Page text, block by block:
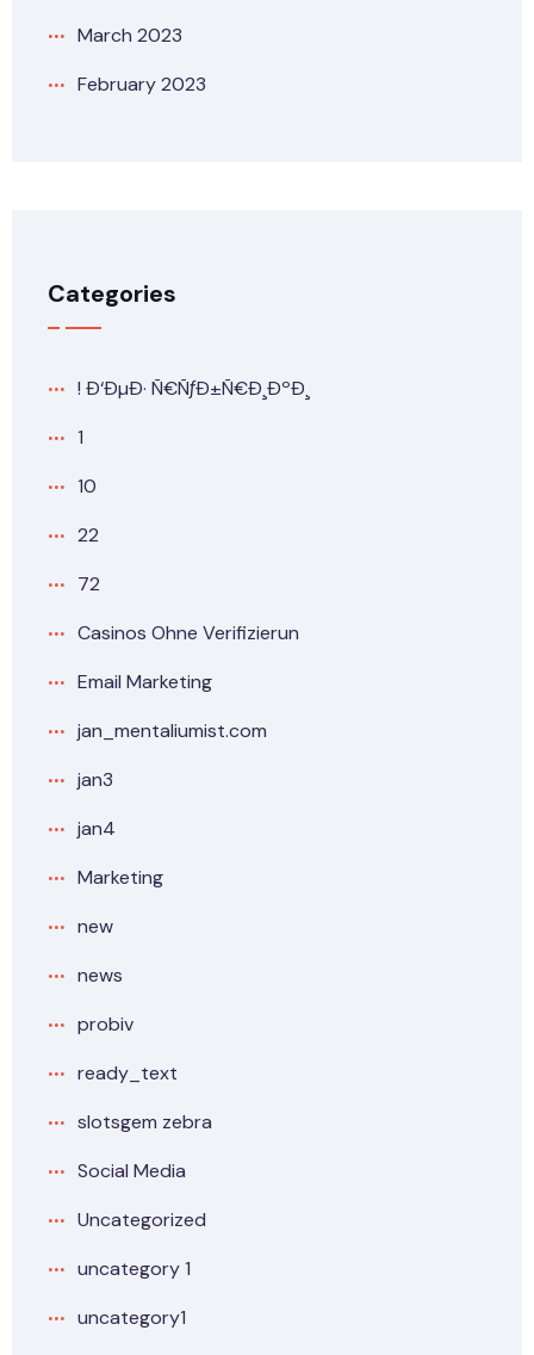
March 2023
February 2023
Categories
! Ð‘ÐµÐ· Ñ€ÑƒÐ±Ñ€Ð¸ÐºÐ¸
1
10
22
72
Casinos Ohne Verifizierun
Email Marketing
jan_mentaliumist.com
jan3
jan4
Marketing
new
news
probiv
ready_text
slotsgem zebra
Social Media
Uncategorized
uncategory 1
uncategory1